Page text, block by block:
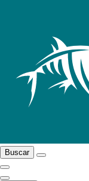
Buscar